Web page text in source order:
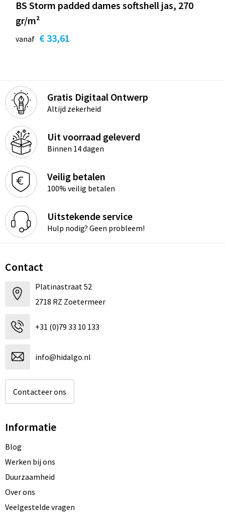
BS Storm padded dames softshell jas, 270
gr/m²
vanaf € 33,61
Gratis Digitaal Ontwerp
Altijd zekerheid
Uit voorraad geleverd
Binnen 14 dagen
Veilig betalen
100% veilig betalen
Uitstekende service
Hulp nodig? Geen probleem!
Contact
Platinastraat 52
2718 RZ Zoetermeer
+31 (0)79 33 10 133
info@hidalgo.nl
Contacteer ons
Informatie
Blog
Werken bij ons
Duurzaamheid
Over ons
Veelgestelde vragen